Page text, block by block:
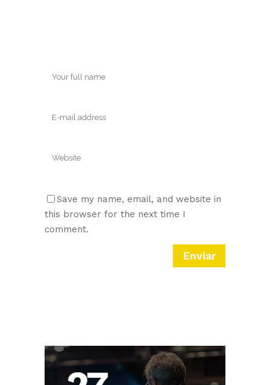
Save my name, email, and website in
this browser for the next time I
comment.